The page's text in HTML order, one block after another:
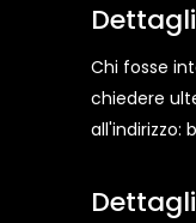
Chi fosse
chiedere
all'indirizzo: